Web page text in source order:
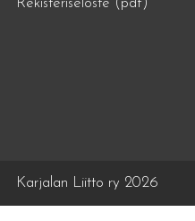
Karjalan Liitto ry 2026